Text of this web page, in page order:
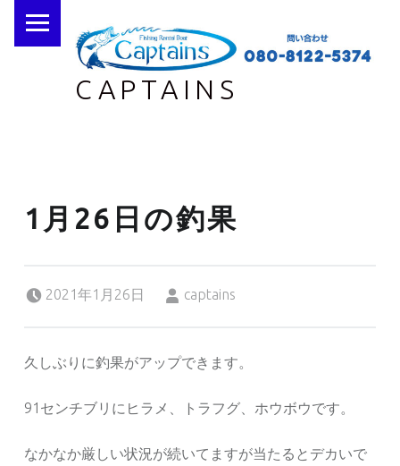
CAPTAINS
1月26日の釣果
2021年1月26日
captains
久しぶりに釣果がアップできます。
91センチブリにヒラメ、トラフグ、ホウボウです。
なかなか厳しい状況が続いてますが当たるとデカいで